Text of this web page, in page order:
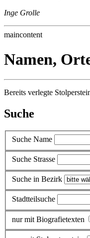
Inge Grolle
maincontent
Namen,
Bereits verlegte
Suche
Suche Name
Suche Strasse
Suche in Bezirk
Stadtteilsuche
nur mit Biografietexten